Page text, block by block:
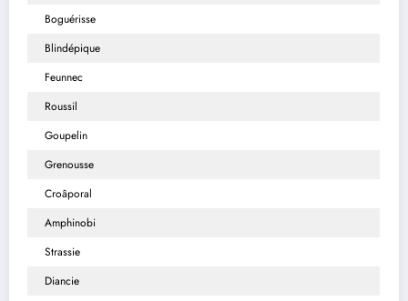
Boguérisse
Blindépique
Feunnec
Roussil
Goupelin
Grenousse
Croâporal
Amphinobi
Strassie
Diancie